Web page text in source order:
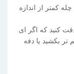
کمتر از اندازه
کنید که اگر ای
بکشید یا دفه